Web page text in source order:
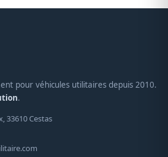
pour véhicules utilitaires depuis 2010.
.
33610 Cestas